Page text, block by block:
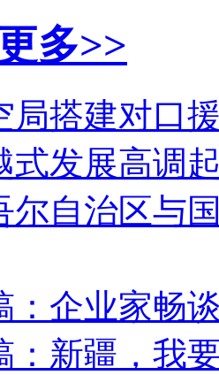
多>>
局搭建对口
式发展高调
尔自治区与
：企业家畅
：新疆，我